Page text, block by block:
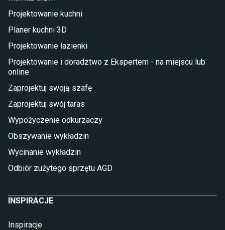
Sztuczna trawa miękka
Koce i pledy
Płytki na balkon
Lampy stojące LED
Płytki
Płytki Cersanit
Płytki wielkoformatowe
Glazura
Płytki marmurowe
Projektowanie kuchni
Planer kuchni 3D
Projektowanie łazienki
Projektowanie i doradztwo z Ekspertem - na miejscu lub
online
Zaprojektuj swoją szafę
Zaprojektuj swój taras
Wypożyczenie odkurzaczy
Obszywanie wykładzin
Wycinanie wykładzin
Odbiór zużytego sprzętu AGD
INSPIRACJE
Inspiracje